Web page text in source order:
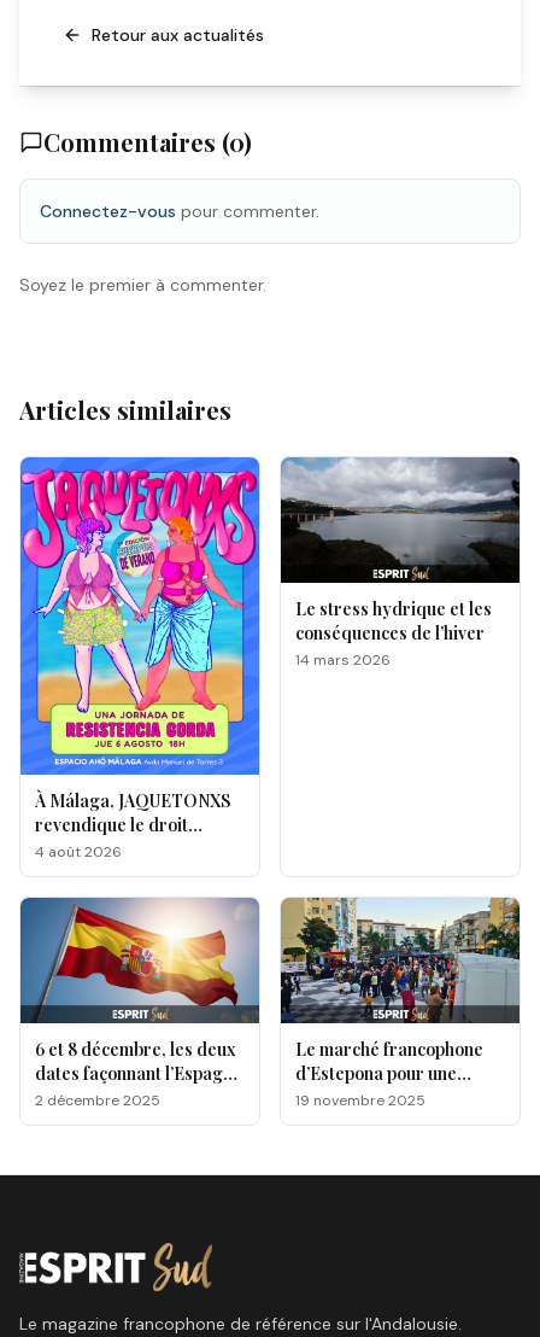
Retour aux actualités
Commentaires (0)
Connectez-vous pour commenter.
Soyez le premier à commenter.
Articles similaires
À Málaga, JAQUETONXS
revendique le droit
d'exister, de créer… et de
célébrer tous les corps
4 août 2026
Le stress hydrique et les
conséquences de l’hiver
14 mars 2026
6 et 8 décembre, les deux
dates façonnant l’Espagne
moderne !
2 décembre 2025
Le marché francophone
d’Estepona pour une
journée festive entre
musique, saveurs et
19 novembre 2025
Le magazine francophone de référence sur l'Andalousie.